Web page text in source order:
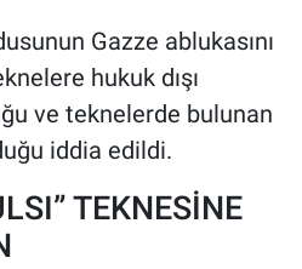
Gazze ablukasını
hukuk dışı
ve teknelerde bulunan
iddia edildi.
TEKNESİNE